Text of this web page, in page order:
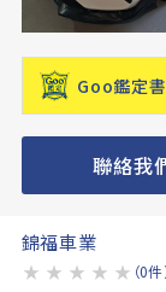
Goo鑑定書
聯絡我
錦福車業
★ ★ ★ ★ ★ （0件